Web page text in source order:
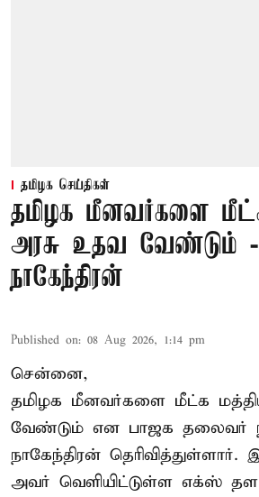
தமிழக செய்திகள்
தமிழக மீனவர்களை
அரசு உதவ வேண்டும் -
நாகேந்திரன்
Published on: 08 Aug 2026, 1:14 pm
சென்னை,
தமிழக மீனவர்களை மீட்க
வேண்டும் என பாஜக தலைவர்
நாகேந்திரன் தெரிவித்துள்ளார்.
அவர் வெளியிட்டுள்ள எக்ஸ் தள